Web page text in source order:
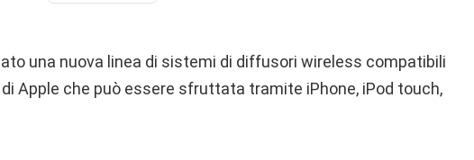
una nuova linea di sistemi di diffusori wireless compatibili
Apple che può essere sfruttata tramite iPhone, iPod touch,